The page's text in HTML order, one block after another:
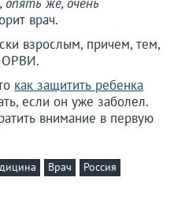
врач.
взрослым, причем, тем,
ОРВИ.
как защитить ребенка
если он уже заболел.
внимание в первую
Врач
Россия